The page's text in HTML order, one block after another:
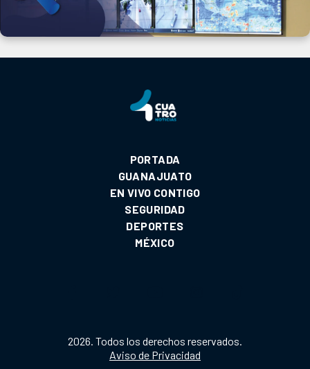
PORTADA
GUANAJUATO
EN VIVO CONTIGO
SEGURIDAD
DEPORTES
MÉXICO
2026. Todos los derechos reservados.
Aviso de Privacidad